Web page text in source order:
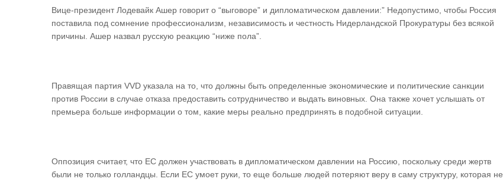
Вице-президент Лодевайк Ашер говорит о “выговоре” и дипломатическом давлении:” Недопустимо, чтобы Россия
поставила под сомнение профессионализм, независимость и честность Нидерландской Прокуратуры без всякой
причины. Ашер назвал русскую реакцию “ниже пола”.
Правящая партия VVD указала на то, что должны быть определенные экономические и политические санкции
против России в случае отказа предоставить сотрудничество и выдать виновных. Она также хочет услышать от
премьера больше информации о том, какие меры реально предпринять в подобной ситуации.
Оппозиция считает, что ЕС должен участвовать в дипломатическом давлении на Россию, поскольку среди жертв
были не только голландцы. Если ЕС умоет руки, то еще больше людей потеряют веру в саму структуру, которая не